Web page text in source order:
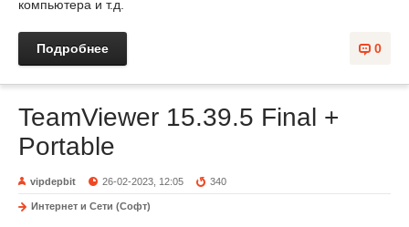
компьютера и т.д.
0
Подробнее
TeamViewer 15.39.5 Final +
Portable
vipdepbit 26-02-2023, 12:05 340
Интернет и Сети (Софт)